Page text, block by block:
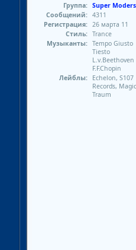
Группа:
Super Moders
Сообщений:
4311
Регистрация:
26 марта 11
Стиль:
Trance
Музыканты:
Tempo Giusto
Tiesto
L.v.Beethoven
F.F.Chopin
Лейблы:
Echelon, S107
Records,
Traum